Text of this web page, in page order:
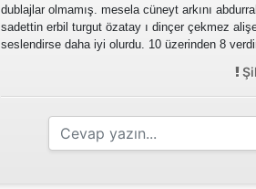
dublajlar olmamış. mesela cüneyt arkını
sadettin erbil turgut özatay ı dinçer çekmez
seslendirse daha iyi olurdu. 10 üzerinden 8